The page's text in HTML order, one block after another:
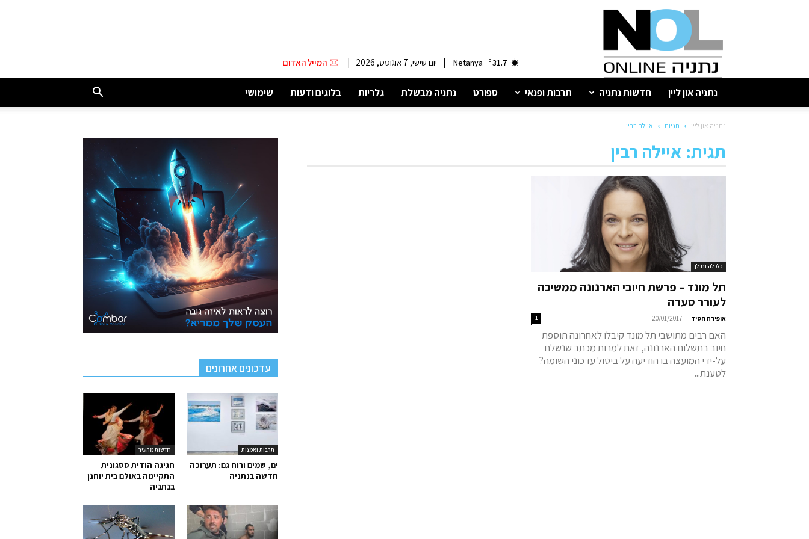
נתניה
31.7
C
Netanya
| יום שישי, 7 אוגוסט, 2026 | המייל האדום
נתניה און ליין חדשות נתניה תרבות ופנאי ספורט נתניה מבשלת גלריות בלוגים ודעות שימושי
נתניה און ליין תגיות איילה רבין
תגית: איילה רבין
כלכלה ונדלן
תל מונד – פרשת חיובי הארנונה ממשיכה
לעורר סערה
אופירה חסיד -
20/01/2017
1
האם רבים מתושבי תל מונד קיבלו לאחרונה תוספת
חיוב בתשלום הארנונה, זאת למרות מכתב שנשלח
על-ידי המועצה בו הודיעה על ביטול עדכוני השומה?
לטענת...
עדכונים אחרונים
חדשות מהעיר
חגיגה הודית ססגונית
התקיימה באולם בית יוחנן
בנתניה
תרבות ואמנות
ים, שמים ורוח גם: תערוכה
חדשה בנתניה